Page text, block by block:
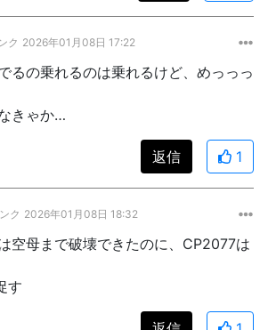
ク 2026年01月08日 17:22
るの乗れるのは乗れるけど、めっっっ
きゃか…
返信 1
ク 2026年01月08日 18:32
空母まで破壊できたのに、CP2077は
す